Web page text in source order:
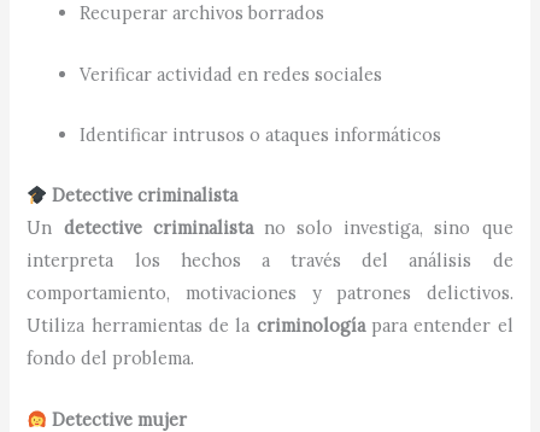
Recuperar archivos borrados
Verificar actividad en redes sociales
Identificar intrusos o ataques informáticos
Detective criminalista
Un detective criminalistano solo investiga, sino que
interpreta los hechos a través del análisis de
comportamiento, motivaciones y patrones delictivos.
Utiliza herramientas de la criminologíapara entender el
fondo del problema.
Detective mujer